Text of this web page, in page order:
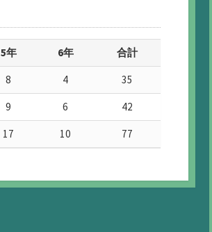
5年 6年 合計
8 4 35
9 6 42
17 10 77